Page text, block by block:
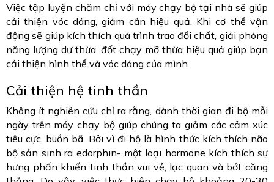
Việc tập luyện chăm chỉ với máy chạy bộ tại nhà sẽ giúp
cải thiện vóc dáng, giảm cân hiệu quả. Khi cơ thể vận
động sẽ giúp kích thích quá trình trao đổi chất, giải phóng
năng lượng dư thừa, đốt chạy mỡ thừa hiệu quả giúp bạn
cải thiện hình thể và vóc dáng của mình.
Cải thiện hệ tinh thần
Không ít nghiên cứu chỉ ra rằng, dành thời gian đi bộ mỗi
ngày trên máy chạy bộ giúp chúng ta giảm các cảm xúc
tiêu cực, buồn bã. Bởi vì đi hộ là hình thức kích thích não
bộ sản sinh ra edorphin- một loại hormone kích thích sự
hưng phấn khiến tinh thần vui vẻ, lạc quan và bớt căng